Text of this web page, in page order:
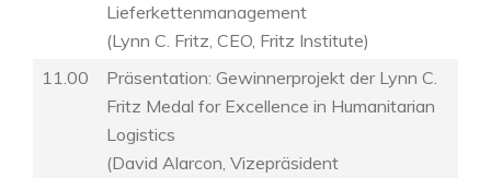
Lieferkettenmanagement
(Lynn C. Fritz, CEO, Fritz Institute)
11.00
Präsentation: Gewinnerprojekt der Lynn C.
Fritz Medal for Excellence in Humanitarian
Logistics
(David Alarcon, Vizepräsident